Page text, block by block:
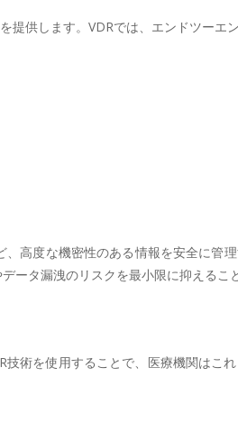
供します。VDRでは、エンドツー
高度な機密性のある情報を安全に管
ータ漏洩のリスクを最小限に抑えるこ
術を使用することで、医療機関は